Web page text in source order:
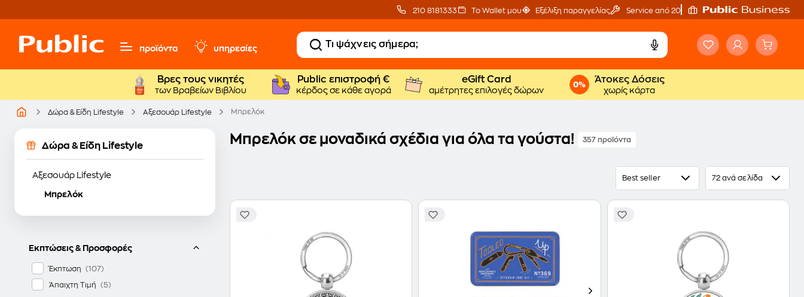
210 8181333 Το Wallet μου Εξέλιξη παραγγελίας Service από 20'
προϊόντα υπηρεσίες
Βρες τους νικητές
των Βραβείων Βιβλίου
Public επιστροφή €
κέρδος σε κάθε αγορά
eGift Card
αμέτρητες επιλογές δώρων
Άτοκες Δόσεις
χωρίς κάρτα
Δώρα & Είδη Lifestyle Αξεσουάρ Lifestyle Μπρελόκ
Δώρα & Είδη Lifestyle
Αξεσουάρ Lifestyle
Μπρελόκ
Εκπτώσεις & Προσφορές
Έκπτωση
Άπαιχτη Τιμή
Μπρελόκ σε μοναδικά σχέδια για όλα τα γούστα! 357 προϊόντα
Best seller 72 ανά σελίδα